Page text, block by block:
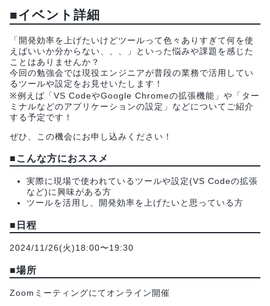
■イベント詳細
「開発効率を上げたいけどツールって色々ありすぎて何を使
えばいいか分からない、、、」といった悩みや課題を感じた
ことはありませんか？
今回の勉強会では現役エンジニアが普段の業務で活用してい
るツールや設定をお見せいたします！
※例えば「VS CodeやGoogle Chromeの拡張機能」や「ター
ミナルなどのアプリケーションの設定」などについてご紹介
する予定です！
ぜひ、この機会にお申し込みください！
■こんな方におススメ
実際に現場で使われているツールや設定(VS Codeの拡張
など)に興味がある方
ツールを活用し、開発効率を上げたいと思っている方
■日程
2024/11/26(火)18:00〜19:30
■場所
Zoomミーティングにてオンライン開催